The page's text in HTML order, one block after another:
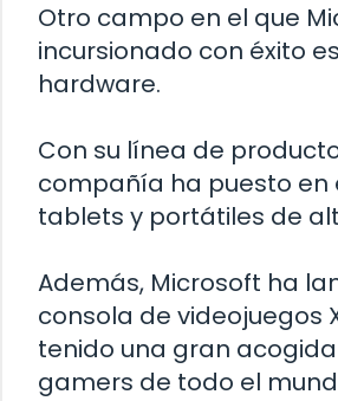
Otro campo en el que
incursionado con éxito
hardware.
Con su línea de
compañía ha puesto en
tablets y portátiles de
Además, Microsoft ha
consola de videojuegos
tenido una gran
gamers de todo el